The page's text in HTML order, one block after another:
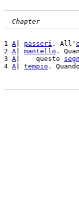
Chapter
1 A passeri . All'
2 A mantello .
3 A |    questo
4 A tempio .